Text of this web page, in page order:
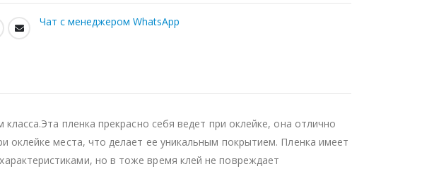
Чат с менеджером WhatsApp
пленка прекрасно себя ведет при оклейке, она отлично
оклейке места, что делает ее уникальным покрытием. Пленка имеет
но в тоже время клей не повреждает